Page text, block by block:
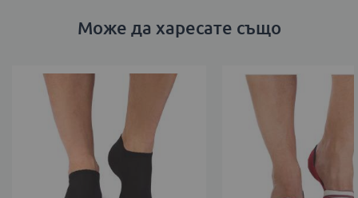
Може да харесате също